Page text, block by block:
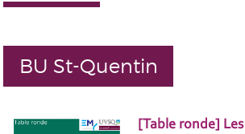
BU St-Quentin
[Table ronde]